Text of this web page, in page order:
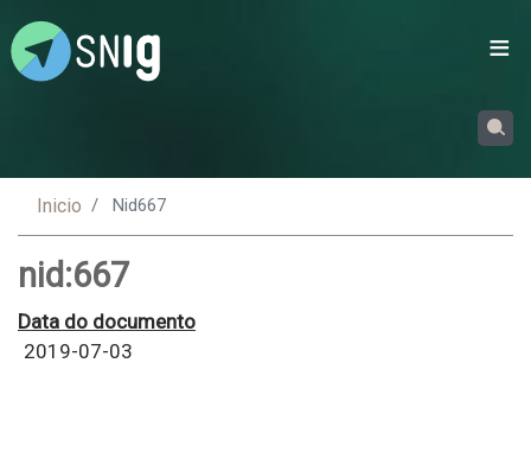
Inicio Nid667
nid:667
Data do documento
2019-07-03